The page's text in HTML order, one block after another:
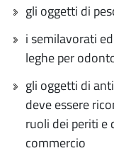
gli oggetti di
i semilavorati
leghe per
gli oggetti di
deve essere
ruoli dei periti e
commercio